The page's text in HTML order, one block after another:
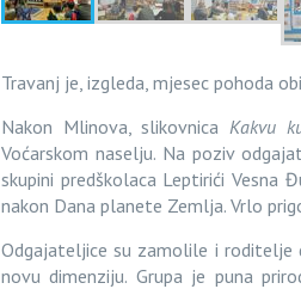
Travanj je, izgleda, mjesec pohoda
Nakon Mlinova, slikovnica Kakvu
Voćarskom naselju. Na poziv
skupini predškolaca Leptirići Vesna
nakon Dana planete Zemlja. Vrlo
Odgajateljice su zamolile i roditelje
novu dimenziju. Grupa je puna